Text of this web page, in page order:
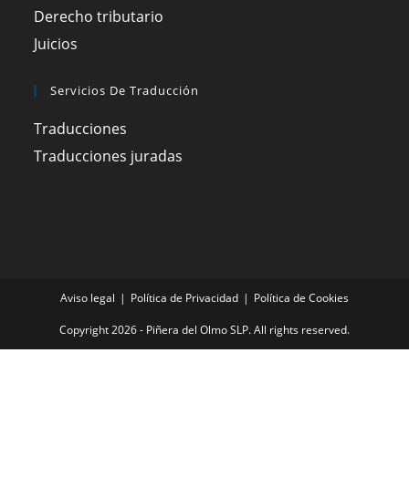
Derecho tributario
Juicios
Servicios De Traducción
Traducciones
Traducciones juradas
Aviso legal Política de Privacidad Política de Cookies
Copyright 2026 - Piñera del Olmo SLP. All rights reserved.